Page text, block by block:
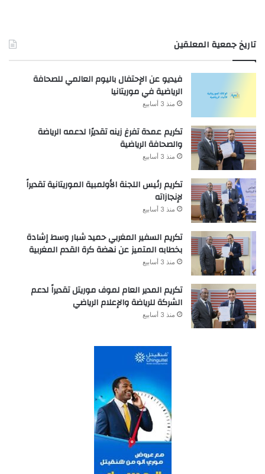
تاريخ جمعية المعلقين
فيديو عن الإحتفال باليوم العالمي للصحافة
الرياضية في موريتانيا
منذ 3 أسابيع
تكريم عمدة تفرغ زينه تقديرًا لدعمه الرياضة
والصحافة الرياضية
منذ 3 أسابيع
تكريم رئيس اللجنة الأولمبية الموريتانية تقديراً
لإنجازاته
منذ 3 أسابيع
تكريم السفير المغربي حميد شبار وسط إشادة
بخطابه المتميز عن نهضة كرة القدم المغربية
منذ 3 أسابيع
تكريم المدير العام لموف موريتل تقديراً لدعم
الشركة للرياضة والإعلام الرياضي
منذ 3 أسابيع